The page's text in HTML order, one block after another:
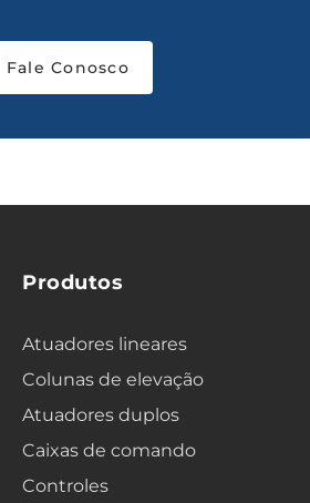
Fale Conosco
Produtos
Atuadores lineares
Colunas de elevação
Atuadores duplos
Caixas de comando
Controles